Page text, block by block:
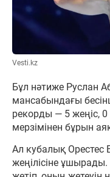
Vesti.kz
Бұл нәтиже Руслан
мансабындағы
рекорды — 5 жеңіс, 0
мерзімінен бұрын
Ал кубалық Орестес
жеңілісіне ұшырады.